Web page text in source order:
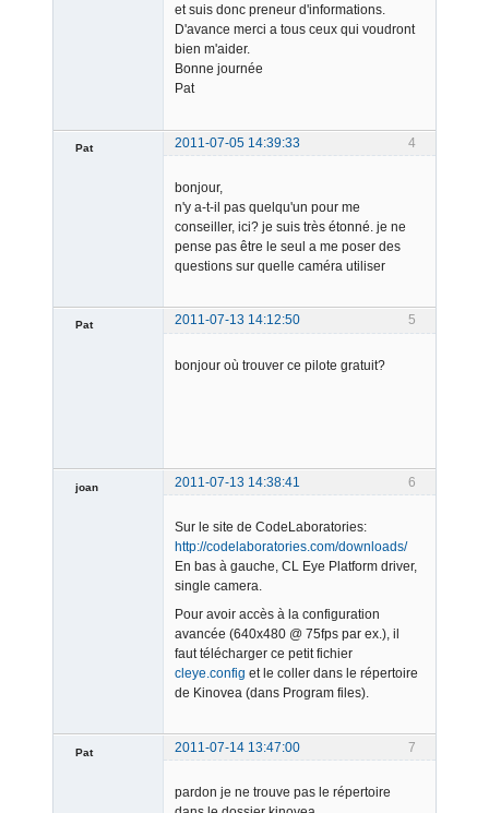
et suis donc preneur d'informations.
D'avance merci a tous ceux qui voudront
bien m'aider.
Bonne journée
Pat
4
Pat
2011-07-05 14:39:33
bonjour,
n'y a-t-il pas quelqu'un pour me
conseiller, ici? je suis très étonné. je ne
pense pas être le seul a me poser des
questions sur quelle caméra utiliser
5
Pat
2011-07-13 14:12:50
bonjour où trouver ce pilote gratuit?
6
joan 2011-07-13 14:38:41
Sur le site de CodeLaboratories:
http://codelaboratories.com/downloads/
En bas à gauche, CL Eye Platform driver,
single camera.
Pour avoir accès à la configuration
avancée (640x480 @ 75fps par ex.), il
faut télécharger ce petit fichier
cleye.config et le coller dans le répertoire
de Kinovea (dans Program files).
7
Pat
2011-07-14 13:47:00
pardon je ne trouve pas le répertoire